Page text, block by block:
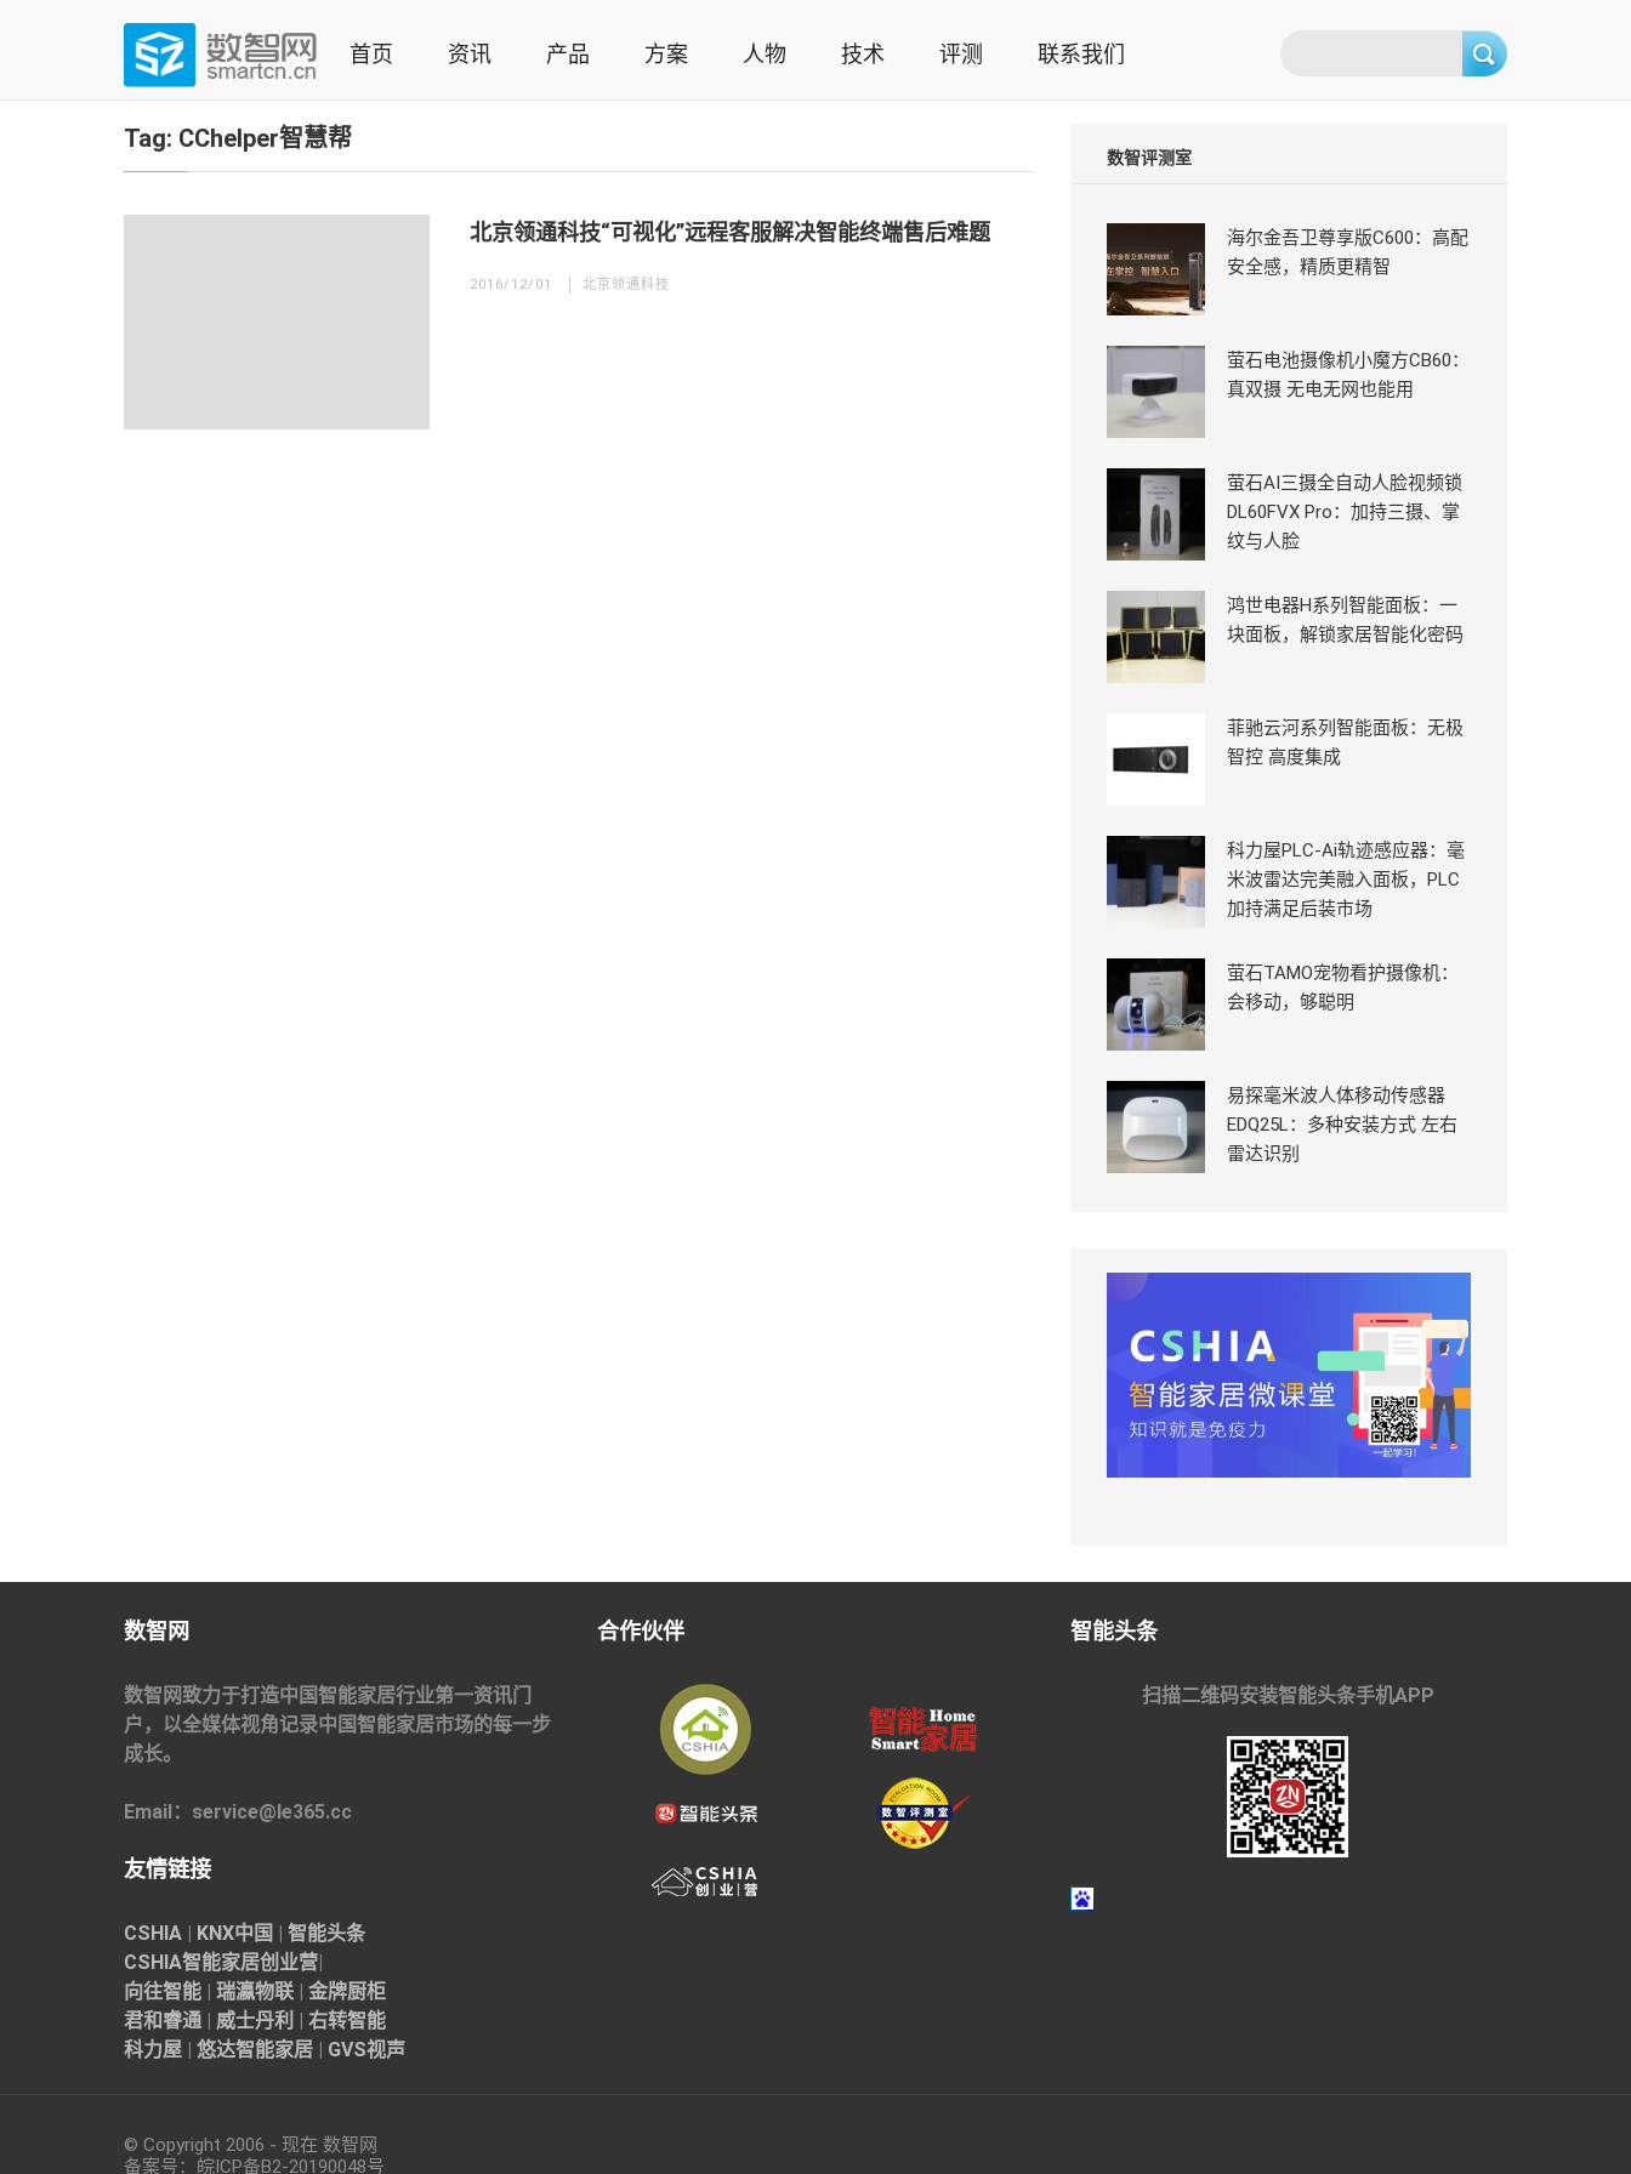
(Press
数智网
智能家居第一资讯门户 | 智能家居系统，智能家居产品，智能家居解决方案，智能家居技术应用，智能家居行业观点，智能家居项目案例
首页 资讯 产品 方案 人物 技术 评测 联系我们
Tag: CChelper智慧帮
北京领通科技“可视化”远程客服解决智能终端售后难题
2016/12/01 北京领通科技
数智评测室
海尔金吾卫尊享版C600：高配
安全感，精质更精智
萤石电池摄像机小魔方CB60：
真双摄 无电无网也能用
萤石AI三摄全自动人脸视频锁
DL60FVX Pro：加持三摄、掌
纹与人脸
鸿世电器H系列智能面板：一
块面板，解锁家居智能化密码
菲驰云河系列智能面板：无极
智控 高度集成
科力屋PLC-Ai轨迹感应器：毫
米波雷达完美融入面板，PLC
加持满足后装市场
萤石TAMO宠物看护摄像机：
会移动，够聪明
易探毫米波人体移动传感器
EDQ25L：多种安装方式 左右
雷达识别
数智网
数智网致力于打造中国智能家居行业第一资讯门
户，以全媒体视角记录中国智能家居市场的每一步
成长。
Email：service@le365.cc
友情链接
CSHIA | KNX中国 | 智能头条
CSHIA智能家居创业营|
向往智能 | 瑞瀛物联 | 金牌厨柜
君和睿通 | 威士丹利 | 右转智能
科力屋 | 悠达智能家居 | GVS视声
合作伙伴 智能头条
扫描二维码安装智能头条手机APP
© Copyright 2006 - 现在 数智网
备案号： 皖ICP备B2-20190048号